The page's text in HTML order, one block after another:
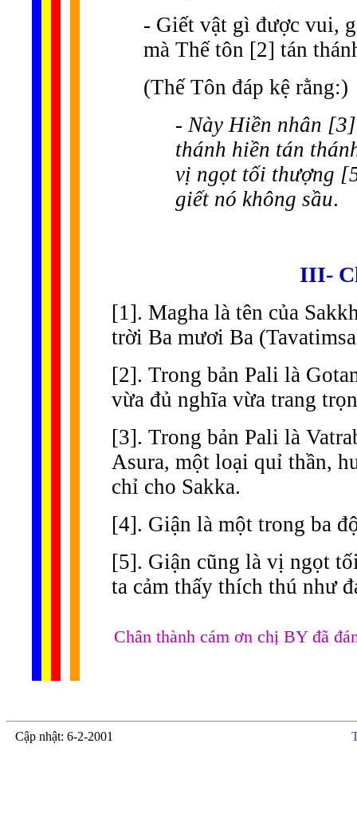
- Giết vật gì được vui,
mà Thế tôn [2] tán
(Thế Tôn đáp kệ rằng:)
- Này Hiền nhân
thánh hiền tán
vị ngọt tối thượng
giết nó không sầu.
III-
[1]. Magha là tên của
trời Ba mươi Ba
[2]. Trong bản Pali là
vừa đủ nghĩa vừa trang
[3]. Trong bản Pali là
Asura, một loại quỉ thần,
chỉ cho Sakka.
[4]. Giận là một trong ba
[5]. Giận cũng là vị ngọt
ta cảm thấy thích thú như
Chân thành cám ơn chị BY đã
Cập nhật: 6-2-2001